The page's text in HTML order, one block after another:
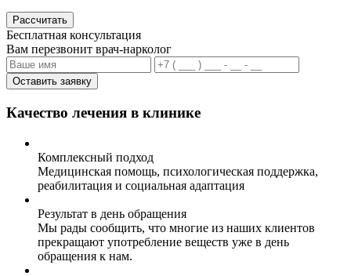
Рассчитать
Бесплатная консультация
Вам перезвонит врач-нарколог
Оставить заявку
Качество лечения в клинике
Комплексный подход
Медицинская помощь, психологическая поддержка,
реабилитация и социальная адаптация
Результат в день обращения
Мы рады сообщить, что многие из наших клиентов
прекращают употребление веществ уже в день
обращения к нам.